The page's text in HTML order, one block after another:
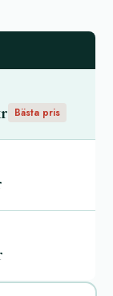
Bästa pris